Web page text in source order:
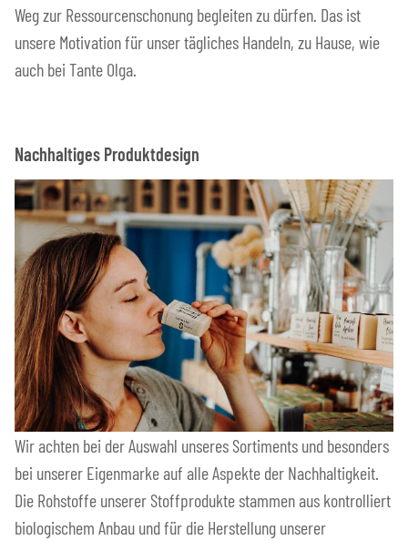
Weg zur Ressourcenschonung begleiten zu dürfen. Das ist
unsere Motivation für unser tägliches Handeln, zu Hause, wie
auch bei Tante Olga.
Nachhaltiges Produktdesign
Wir achten bei der Auswahl unseres Sortiments und besonders
bei unserer Eigenmarke auf alle Aspekte der Nachhaltigkeit.
Die Rohstoffe unserer Stoffprodukte stammen aus kontrolliert
biologischem Anbau und für die Herstellung unserer